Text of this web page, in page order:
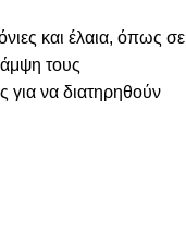
και έλαια, όπως σε
τους
για να διατηρηθούν